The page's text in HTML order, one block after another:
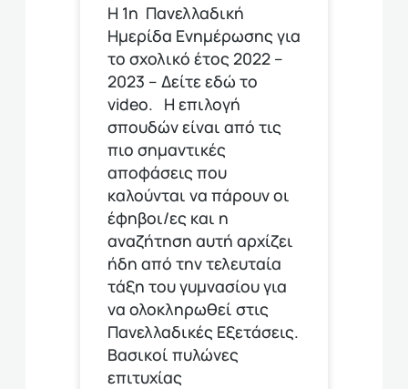
Η 1η Πανελλαδική
Ημερίδα Ενημέρωσης για
το σχολικό έτος 2022 –
2023 – Δείτε εδώ το
video. Η επιλογή
σπουδών είναι από τις
πιο σημαντικές
αποφάσεις που
καλούνται να πάρουν οι
έφηβοι/ες και η
αναζήτηση αυτή αρχίζει
ήδη από την τελευταία
τάξη του γυμνασίου για
να ολοκληρωθεί στις
Πανελλαδικές Εξετάσεις.
Βασικοί πυλώνες
επιτυχίας